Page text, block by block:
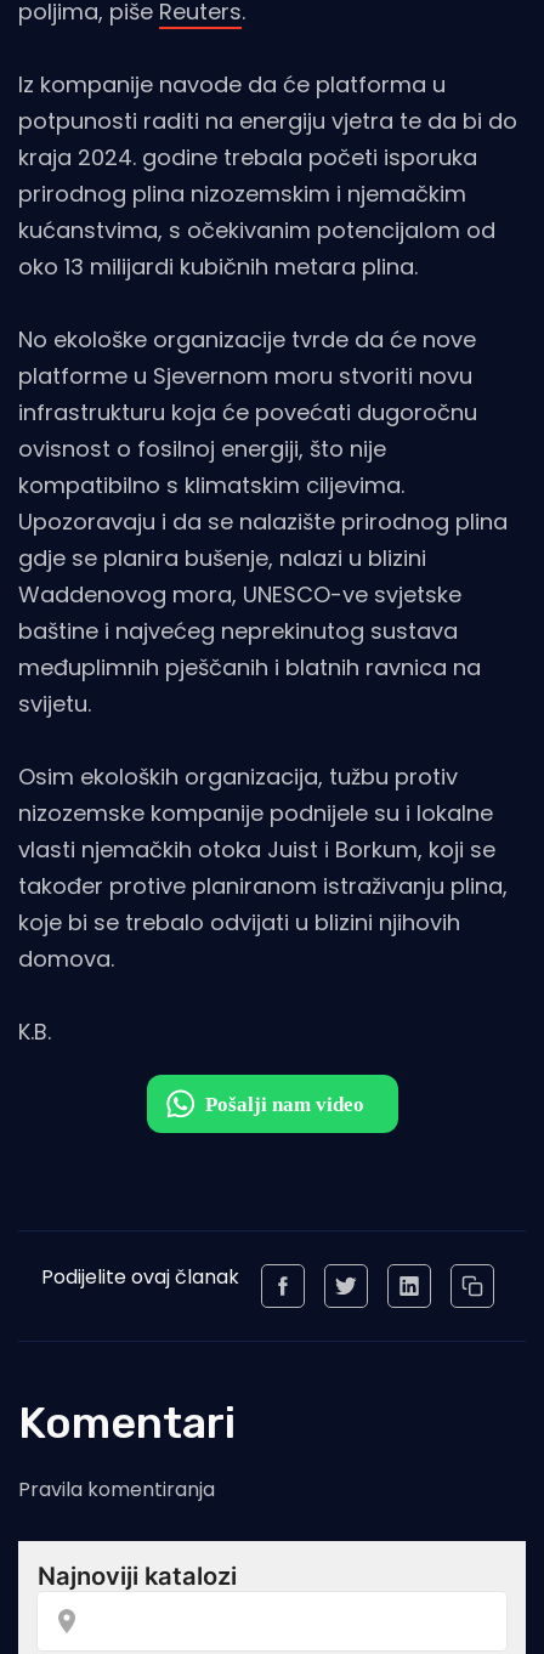
poljima, piše Reuters.
Iz kompanije navode da će platforma u
potpunosti raditi na energiju vjetra te da bi do
kraja 2024. godine trebala početi isporuka
prirodnog plina nizozemskim i njemačkim
kućanstvima, s očekivanim potencijalom od
oko 13 milijardi kubičnih metara plina.
No ekološke organizacije tvrde da će nove
platforme u Sjevernom moru stvoriti novu
infrastrukturu koja će povećati dugoročnu
ovisnost o fosilnoj energiji, što nije
kompatibilno s klimatskim ciljevima.
Upozoravaju i da se nalazište prirodnog plina
gdje se planira bušenje, nalazi u blizini
Waddenovog mora, UNESCO-ve svjetske
baštine i najvećeg neprekinutog sustava
međuplimnih pješčanih i blatnih ravnica na
svijetu.
Osim ekoloških organizacija, tužbu protiv
nizozemske kompanije podnijele su i lokalne
vlasti njemačkih otoka Juist i Borkum, koji se
također protive planiranom istraživanju plina,
koje bi se trebalo odvijati u blizini njihovih
domova.
K.B.
Podijelite ovaj članak
Komentari
Pravila komentiranja